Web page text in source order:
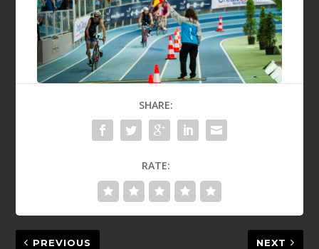
SHARE:
RATE:
PREVIOUS NEXT